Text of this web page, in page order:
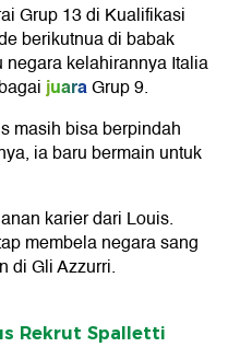
Grup 13 di Kualifikasi
berikutnua di babak
kelahirannya Italia
juaraGrup 9.
masih bisa berpindah
ia baru bermain untuk
karier dari Louis.
membela negara sang
di Gli Azzurri.
Rekrut Spalletti